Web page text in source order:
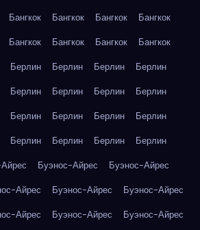
Бангкок Бангкок Бангкок
Бангкок
Бангкок Бангкок Бангкок
Бангкок
Берлин Берлин Берлин
Берлин
Берлин Берлин Берлин
Берлин
Берлин Берлин Берлин
Берлин
Берлин Берлин Берлин
Берлин
Буэнос-Айрес
Буэнос-Айрес
Айрес Буэнос-Айрес
Буэнос-Айрес
Айрес Буэнос-Айрес Буэнос-Айрес